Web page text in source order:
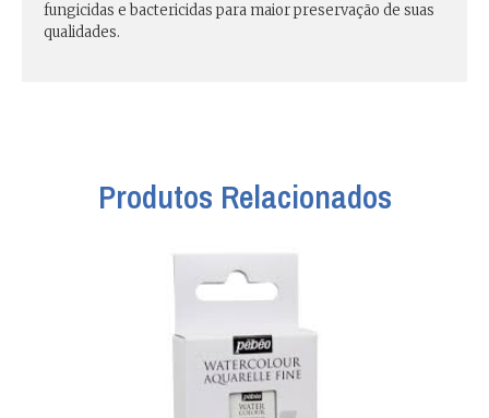
fungicidas e bactericidas para maior preservação de suas
qualidades.
Produtos Relacionados